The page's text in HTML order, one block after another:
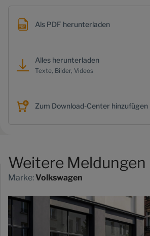
Als PDF herunterladen
Alles herunterladen
Texte, Bilder, Videos
Zum Download-Center hinzufügen
Weitere Meldungen
Marke:Volkswagen